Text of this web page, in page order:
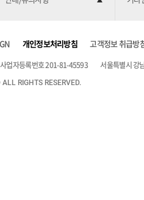
개인정보처리방침 고객정보 취급방
사업자등록번호 201-81-45593 서울특별시 강
RIGHTS RESERVED.